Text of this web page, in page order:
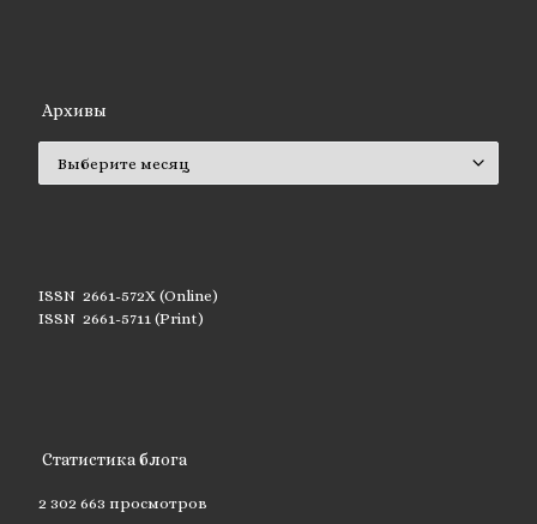
Архивы
ISSN 2661-572X (Online)
ISSN 2661-5711 (Print)
Статистика блога
2 302 663 просмотров